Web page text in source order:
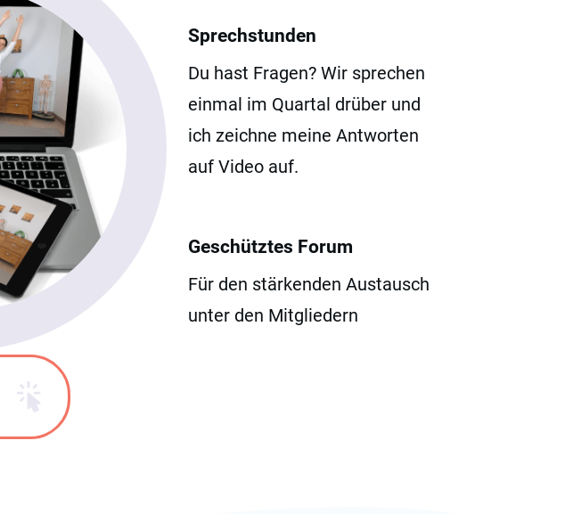
Sprechstunden
Du hast Fragen? Wir sprechen
einmal im Quartal drüber und
ich zeichne meine Antworten
auf Video auf.
Geschütztes Forum
Für den stärkenden Austausch
unter den Mitgliedern